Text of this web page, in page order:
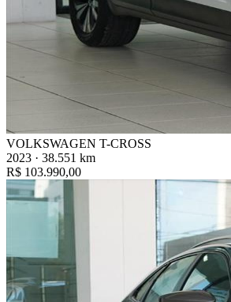
VOLKSWAGEN T-CROSS
2023 · 38.551 km
R$ 103.990,00